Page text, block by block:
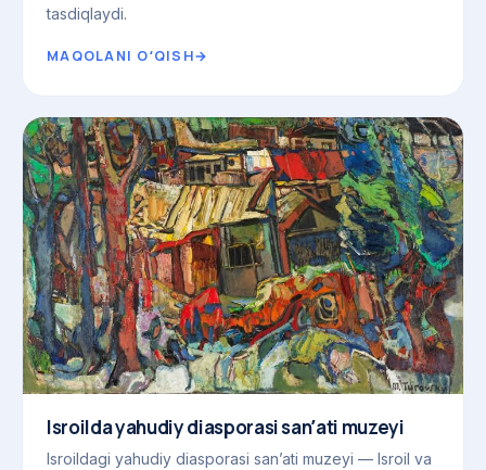
tasdiqlaydi.
MAQOLANI OʻQISH→
Isroilda yahudiy diasporasi sanʼati muzeyi
Isroildagi yahudiy diasporasi sanʼati muzeyi — Isroil va